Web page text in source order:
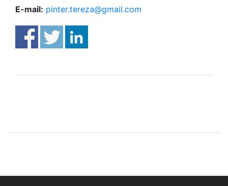
E-mail: pinter.tereza@gmail.com